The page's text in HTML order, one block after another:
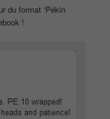
du format ‘Pékin
!